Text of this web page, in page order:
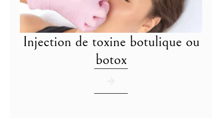
Injection de toxine botulique ou
botox